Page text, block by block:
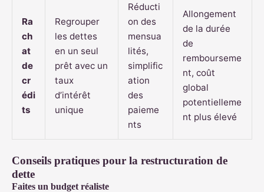
Ra
ch
at
de
cr
édi
ts
Regrouper
les dettes
en un seul
prêt avec un
taux
d’intérêt
unique
Réducti
on des
mensua
lités,
simplific
ation
des
paieme
nts
Allongement
de la durée
de
rembourseme
nt, coût
global
potentielleme
nt plus élevé
Conseils pratiques pour la restructuration de
dette
Faites un budget réaliste